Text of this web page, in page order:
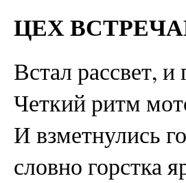
ЦЕХ
Встал рассвет,
Четкий ритм
И взметнулись
словно горстка